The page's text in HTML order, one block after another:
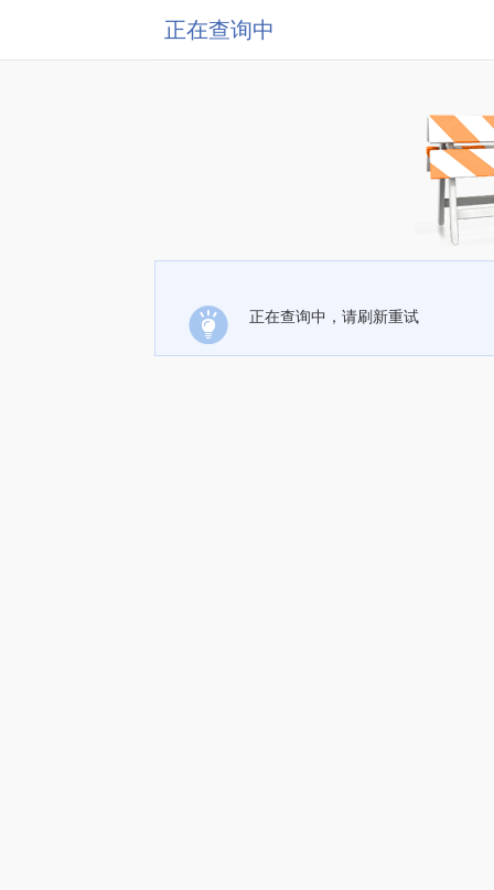
正在查询中
正在查询中，请刷新重试